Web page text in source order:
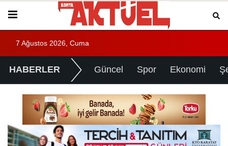
7 Ağustos 2026, Cuma
HABERLER Güncel Spor Ekonomi